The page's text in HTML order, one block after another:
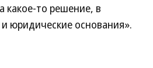
какое-то решение, в
юридические основания».